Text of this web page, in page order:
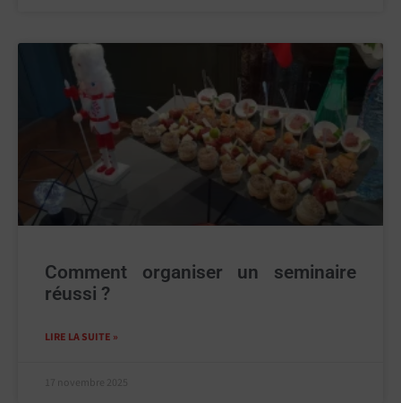
Comment organiser un seminaire
réussi ?
LIRE LA SUITE »
17 novembre 2025